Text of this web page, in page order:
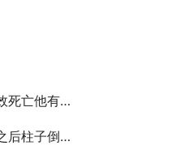
有责任吗
现在让我赔偿